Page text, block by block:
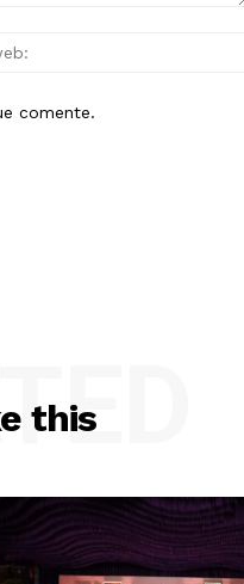
comente.
this